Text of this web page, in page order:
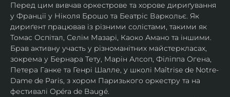
Перед цим вивчав оркестрове та хорове дириґування
у Франції у Ніколя Брошо та Беатріс Варкольє. Як
дириґент працював із різними солістами, такими як
Томас Оспітал, Селім Мазарі, Каоко Амано та іншими.
Брав активну участь у різноманітних майстеркласах,
зокрема у Бернара Тету, Марін Алсоп, Філіппа Огена,
Петера Ганке та Генрі Шалле, у школі Maîtrise de Notre-
Dame de Paris, з хором Паризького оркестру та на
фестивалі Opéra de Baugé.